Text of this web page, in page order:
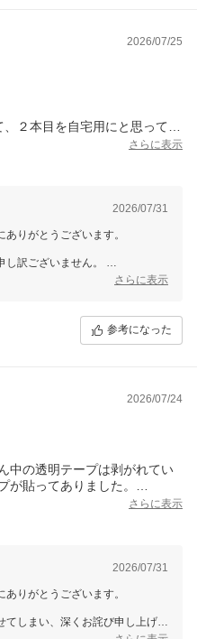
2026/07/25
２本目を自宅用にと思ってい
が、、、、落胆しました。
さらに表示
2026/07/31
りがとうございます。
訳ございません。
因や運送条件により弊社委託先倉
さらに表示
参考になった
2026/07/24
中の透明テープは剥がれてい
が貼ってありました。
プは剥がれていて段ボールは
さそうなのでよかったです。
さらに表示
2026/07/31
りがとうございます。
しまい、深くお詫び申し上げま